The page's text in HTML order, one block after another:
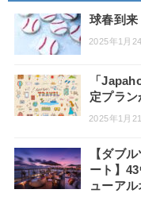
球春到来
2025年1月
「
定プラン
2025年1月
【ダブ
ート】
ューア